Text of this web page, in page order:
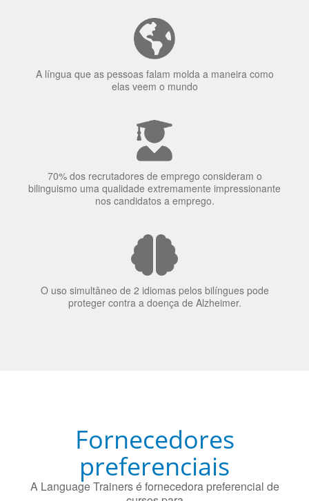
A língua que as pessoas falam molda a maneira como
elas veem o mundo
70% dos recrutadores de emprego consideram o
bilinguismo uma qualidade extremamente impressionante
nos candidatos a emprego.
O uso simultâneo de 2 idiomas pelos bilíngues pode
proteger contra a doença de Alzheimer.
Fornecedores
preferenciais
A Language Trainers é fornecedora preferencial de
cursos para